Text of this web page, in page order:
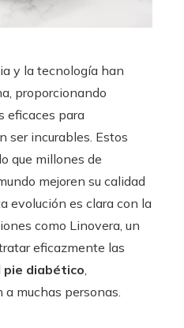
y la tecnología han
proporcionando
eficaces para
ser incurables. Estos
que millones de
mejoren su calidad
evolución es clara con la
como Linovera, un
eficazmente las
pie diabético
muchas personas.